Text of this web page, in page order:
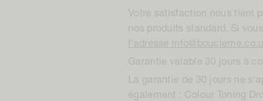
Votre satisfaction nous tient
nos produits standard. Si
l'adresse
Garantie valable 30 jours à
La garantie de 30 jours ne
également : Colour Toning